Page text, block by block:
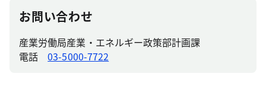
お問い合わせ
産業労働局産業・エネルギー政策部計画課
電話03-5000-7722